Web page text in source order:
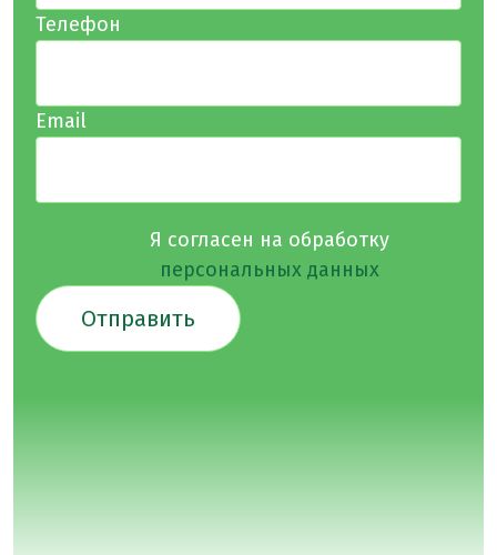
Телефон
Email
Я согласен на обработку
персональных данных